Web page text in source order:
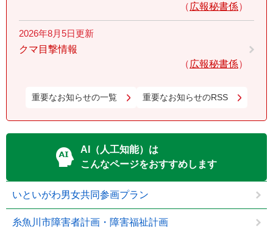
広報秘書係
2026年8月5日更新
クマ目撃情報
広報秘書係
重要なお知らせの一覧 重要なお知らせのRSS
AI（人工知能）は
こんなページをおすすめします
いといがわ男女共同参画プラン
糸魚川市障害者計画・障害福祉計画